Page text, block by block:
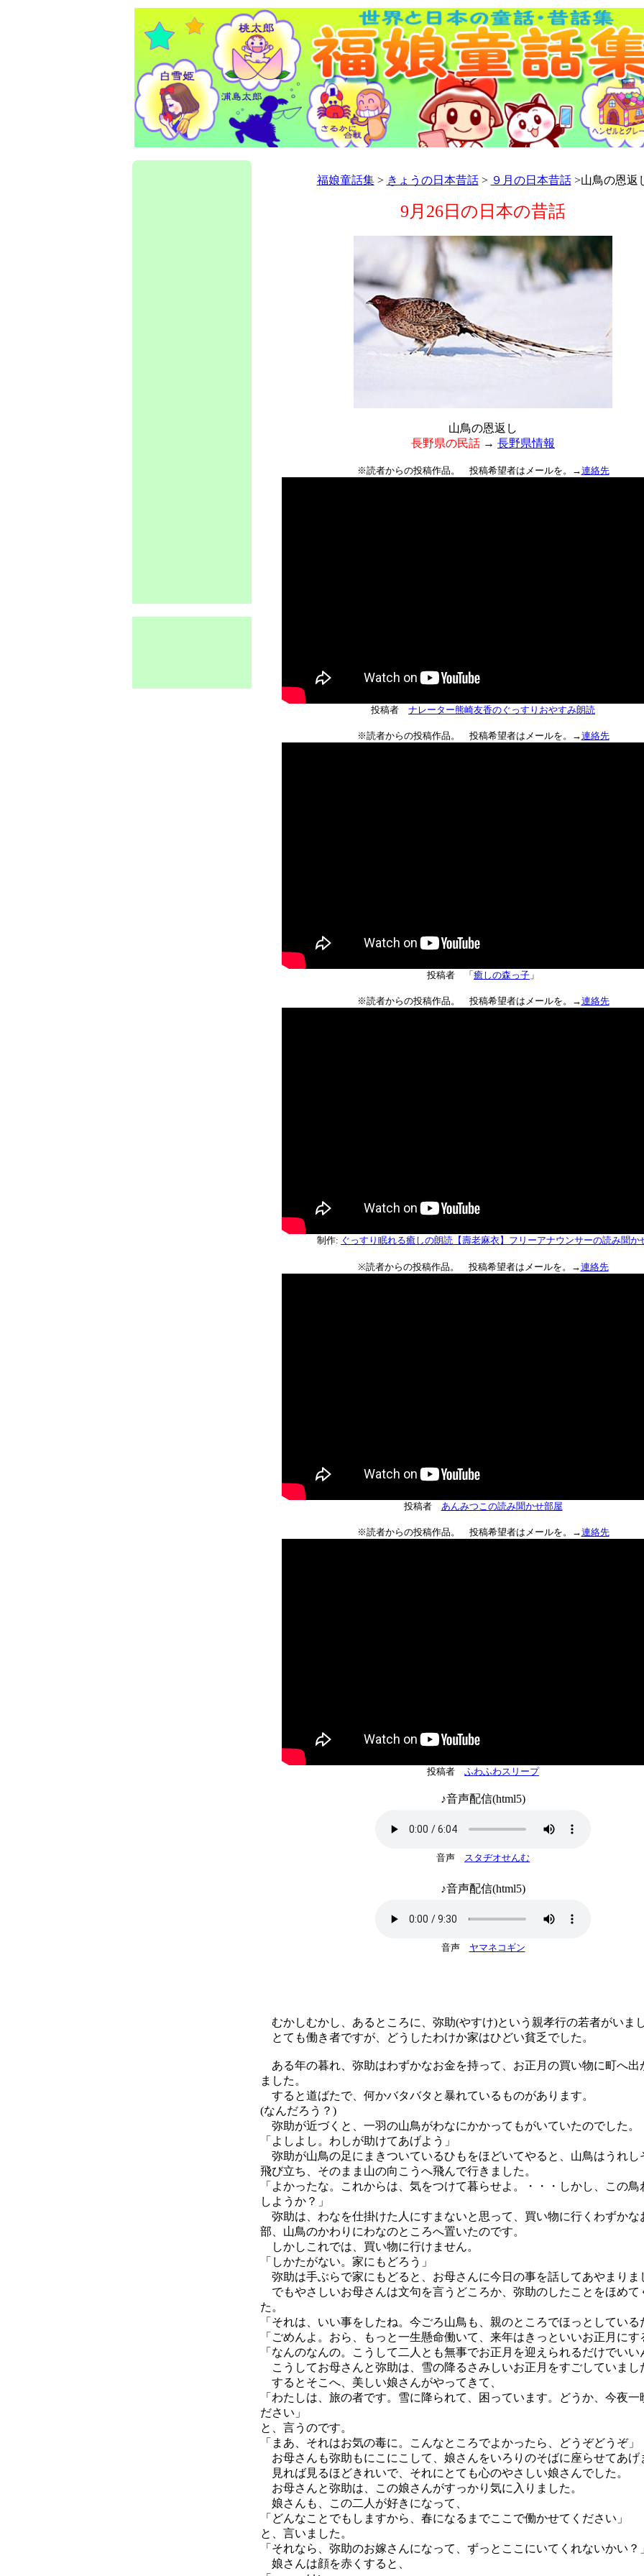
福娘童話集> きょうの日本昔話> ９月の日本昔話>山鳥の恩返
9月26日の日本の昔話
山鳥の恩返し
長野県の民話 → 長野県情報
※読者からの投稿作品。 投稿希望者はメールを。→連絡先
投稿者 ナレーター熊崎友香のぐっすりおやすみ朗読
※読者からの投稿作品。 投稿希望者はメールを。→連絡先
投稿者 「 癒しの森っ子 」
※読者からの投稿作品。 投稿希望者はメールを。→連絡先
制作: ぐっすり眠れる癒しの朗読【壽老麻衣】フリーアナウンサーの読み聞か
※読者からの投稿作品。 投稿希望者はメールを。→連絡先
投稿者 あんみつこの読み聞かせ部屋
※読者からの投稿作品。 投稿希望者はメールを。→連絡先
投稿者 ふわふわスリープ
♪音声配信(html5)
音声 スタヂオせんむ
♪音声配信(html5)
音声 ヤマネコギン
むかしむかし、あるところに、弥助(やすけ)という親孝行の若者がいま
とても働き者ですが、どうしたわけか家はひどい貧乏でした。
ある年の暮れ、弥助はわずかなお金を持って、お正月の買い物に町へ出
ました。
すると道ばたで、何かバタバタと暴れているものがあります。
(なんだろう？)
弥助が近づくと、一羽の山鳥がわなにかかってもがいていたのでした。
「よしよし。わしが助けてあげよう」
弥助が山鳥の足にまきついているひもをほどいてやると、山鳥はうれし
飛び立ち、そのまま山の向こうへ飛んで行きました。
「よかったな。これからは、気をつけて暮らせよ。・・・しかし、この鳥
しようか？」
弥助は、わなを仕掛けた人にすまないと思って、買い物に行くわずかな
部、山鳥のかわりにわなのところへ置いたのです。
しかしこれでは、買い物に行けません。
「しかたがない。家にもどろう」
弥助は手ぶらで家にもどると、お母さんに今日の事を話してあやまりま
でもやさしいお母さんは文句を言うどころか、弥助のしたことをほめて
た。
「それは、いい事をしたね。今ごろ山鳥も、親のところでほっとしている
「ごめんよ。おら、もっと一生懸命働いて、来年はきっといいお正月にす
「なんのなんの。こうして二人とも無事でお正月を迎えられるだけでいい
こうしてお母さんと弥助は、雪の降るさみしいお正月をすごしていまし
するとそこへ、美しい娘さんがやってきて、
「わたしは、旅の者です。雪に降られて、困っています。どうか、今夜一
ださい」
と、言うのです。
「まあ、それはお気の毒に。こんなところでよかったら、どうぞどうぞ」
お母さんも弥助もにこにこして、娘さんをいろりのそばに座らせてあげ
見れば見るほどきれいで、それにとても心のやさしい娘さんでした。
お母さんと弥助は、この娘さんがすっかり気に入りました。
娘さんも、この二人が好きになって、
「どんなことでもしますから、春になるまでここで働かせてください」
と、言いました。
「それなら、弥助のお嫁さんになって、ずっとここにいてくれないかい？
娘さんは顔を赤くすると、